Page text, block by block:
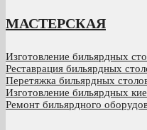
МАСТЕРСКАЯ
Изготовление бильярдных
Реставрация бильярдных
Перетяжка бильярдных
Изготовление бильярдных
Ремонт бильярдного